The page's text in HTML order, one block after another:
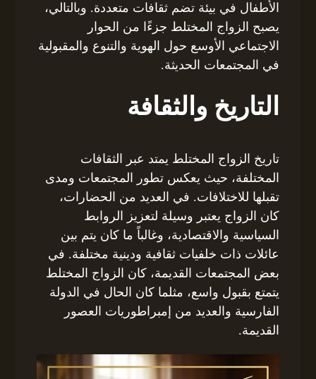
الأطفال في بيئة تضم ثقافات متعددة. وبالتالي،
يصبح الزواج المختلط جزءًا من الحوار
الاجتماعي الأوسع حول الهوية والتنوع والمقبولية
في المجتمعات الحديثة.
التاريخ والثقافة
تاريخ الزواج المختلط يمتد عبر الثقافات
المختلفة، حيث يعكس تطور المجتمعات ومدى
تقبلها للاختلافات. في العديد من الحضارات،
كان الزواج يعتبر وسيلة لتعزيز الروابط
السياسية والاقتصادية، وغالباً ما كان يتم بين
عائلات ذات خلفيات ثقافية ودينية مختلفة. في
بعض المجتمعات القديمة، كان الزواج المختلط
يتمتع بقبول واسع، مثلما كان الحال في الدولة
الفارسية والعديد من إمبراطوريات العصور
القديمة.